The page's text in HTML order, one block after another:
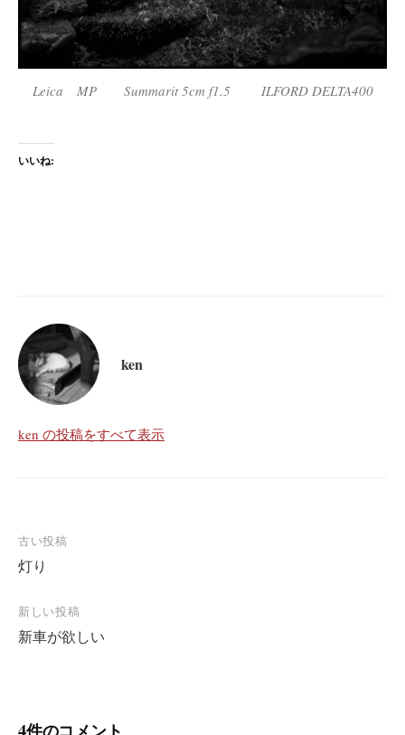
Leica MP Summarit 5cm f1.5 ILFORD DELTA400
いいね:
ken
ken の投稿をすべて表示
投
稿
ナ
ビ
ゲ
古い投稿
灯り
新しい投稿
新車が欲しい
4件のコメント